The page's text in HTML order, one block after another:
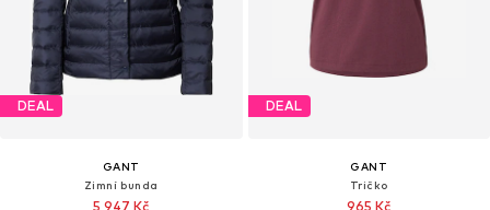
DEAL
GANT
Zimní bunda
5 947 Kč
DEAL
GANT
Tričko
965 Kč